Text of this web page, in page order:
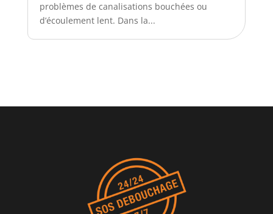
problèmes de canalisations bouchées ou
d’écoulement lent. Dans la...